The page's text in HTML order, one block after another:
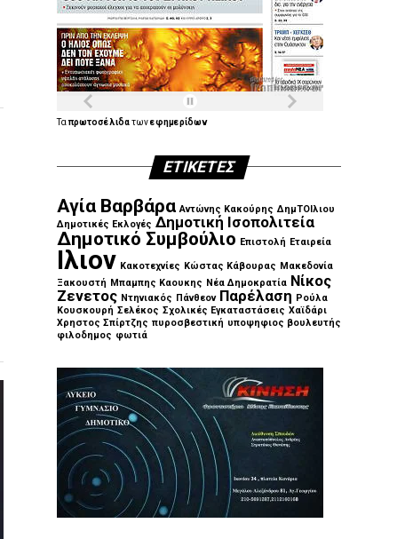
Ταπρωτοσέλιδατωνεφημερίδων
ΕΤΙΚΈΤΕΣ
Αγία Βαρβάρα Αντώνης Κακούρης ΔημΤΟΙλιου
Δημοτικές Εκλογές Δημοτική Ισοπολιτεία
Δημοτικό Συμβούλιο Επιστολή Εταιρεία
Ιλιον Κακοτεχνίες Κώστας Κάβουρας Μακεδονία
Ξακουστή Μπαμπης Καουκης Νέα Δημοκρατία Νίκος
Ζενετος Ντηνιακός Πάνθεον Παρέλαση Ρούλα
Κουσκουρή Σελέκος Σχολικές Εγκαταστάσεις Χαϊδάρι
Χρηστος Σπίρτζης πυροσβεστική υποψηφιος βουλευτής
φιλοδημος φωτιά